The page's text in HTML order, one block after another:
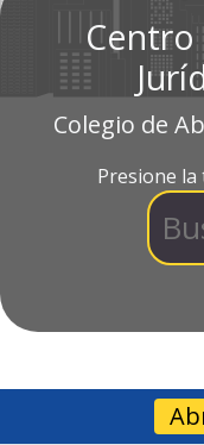
Colegio de
Presione la